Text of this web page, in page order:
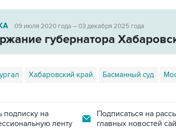
09 июля 2020 года – 03 декабря 2025 года
губернатора
Хабаровский край Басманный суд
подписку на
ленту
Подписаться на
главных новостей